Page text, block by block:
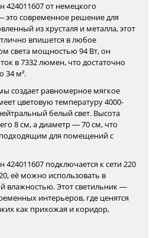
424011607 от немецкого
это современное решение для
из хрусталя и металла, этот
впишется в любое
света мощностью 94 Вт, он
в 7332 люмен, что достаточно
34 м².
создает равномерное мягкое
цветовую температуру 4000-
белый свет. Высота
8 см, а диаметр — 70 см, что
для помещений с
подключается к сети 220
её можно использовать в
влажностью. Этот светильник —
интерьеров, где ценятся
как прихожая и коридор,